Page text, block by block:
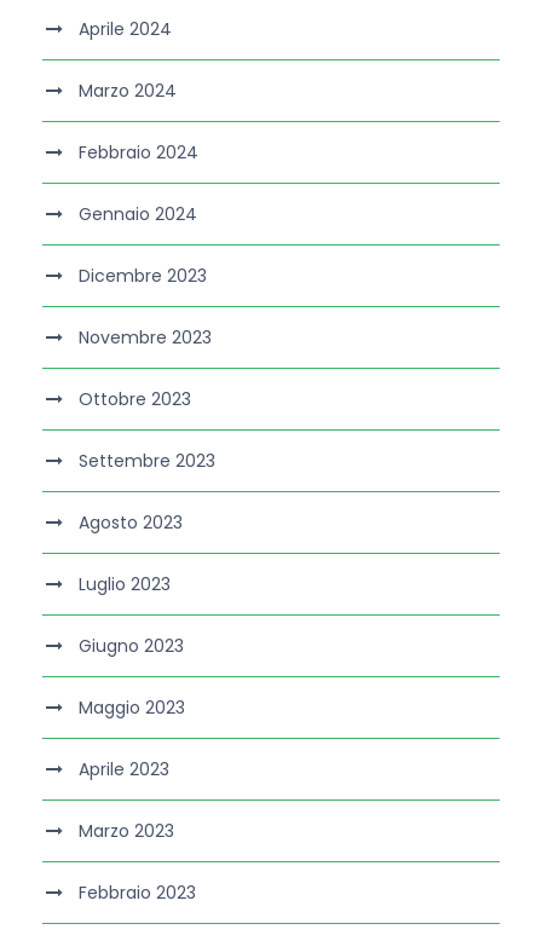
Aprile 2024
Marzo 2024
Febbraio 2024
Gennaio 2024
Dicembre 2023
Novembre 2023
Ottobre 2023
Settembre 2023
Agosto 2023
Luglio 2023
Giugno 2023
Maggio 2023
Aprile 2023
Marzo 2023
Febbraio 2023